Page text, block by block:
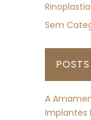
Rinoplastia
Sem
A
Implantes